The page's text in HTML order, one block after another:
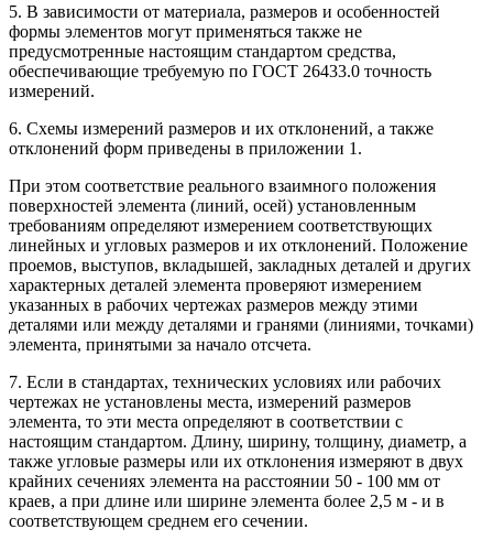
5. В зависимости от материала, размеров и особенностей
формы элементов могут применяться также не
предусмотренные настоящим стандартом средства,
обеспечивающие требуемую по ГОСТ 26433.0 точность
измерений.
6. Схемы измерений размеров и их отклонений, а также
отклонений форм приведены в приложении 1.
При этом соответствие реального взаимного положения
поверхностей элемента (линий, осей) установленным
требованиям определяют измерением соответствующих
линейных и угловых размеров и их отклонений. Положение
проемов, выступов, вкладышей, закладных деталей и других
характерных деталей элемента проверяют измерением
указанных в рабочих чертежах размеров между этими
деталями или между деталями и гранями (линиями, точками)
элемента, принятыми за начало отсчета.
7. Если в стандартах, технических условиях или рабочих
чертежах не установлены места, измерений размеров
элемента, то эти места определяют в соответствии с
настоящим стандартом. Длину, ширину, толщину, диаметр, а
также угловые размеры или их отклонения измеряют в двух
крайних сечениях элемента на расстоянии 50 - 100 мм от
краев, а при длине или ширине элемента более 2,5 м - и в
соответствующем среднем его сечении.